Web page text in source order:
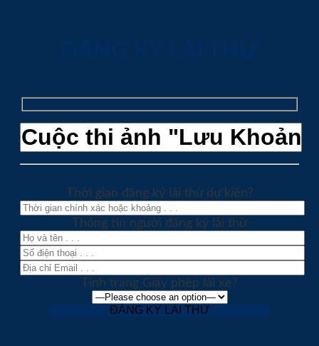
Thời gian đăng ký lái thử dự kiến?
Thông tin người đăng ký lái thử
Tình trạng Giấy phép lái xe?